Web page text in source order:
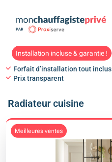
Installation incluse & garantie !
Forfait d’installation tout inclus
Prix transparent
Radiateur cuisine
meilleures ventes